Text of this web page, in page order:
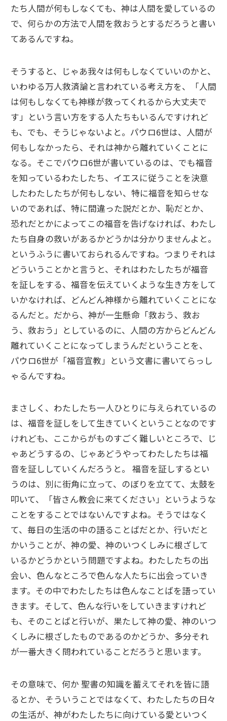
たち人間が何もしなくても、神は人間を愛しているの
で、何らかの方法で人間を救おうとするだろうと書い
てあるんですね。
そうすると、じゃあ我々は何もしなくていいのかと、
いわゆる万人救済論と言われている考え方を、「人間
は何もしなくても神様が救ってくれるから大丈夫で
す」という言い方をする人たちもいるんですけれど
も、でも、そうじゃないよと。パウロ6世は、人間が
何もしなかったら、それは神から離れていくことに
なる。そこでパウロ6世が書いているのは、でも福音
を知っているわたしたち、イエスに従うことを決意
したわたしたちが何もしない、特に福音を知らせな
いのであれば、特に間違った説だとか、恥だとか、
恐れだとかによってこの福音を告げなければ、わたし
たち自身の救いがあるかどうかは分かりませんよと。
というふうに書いておられるんですね。つまりそれは
どういうことかと言うと、それはわたしたちが福音
を証しをする、福音を伝えていくような生き方をして
いかなければ、どんどん神様から離れていくことにな
るんだと。だから、神が一生懸命「救おう、救お
う、救おう」としているのに、人間の方からどんどん
離れていくことになってしまうんだということを、
パウロ6世が「福音宣教」という文書に書いてらっし
ゃるんですね。
まさしく、わたしたち一人ひとりに与えられているの
は、福音を証しをして生きていくということなのです
けれども、ここからがものすごく難しいところで、じ
ゃあどうするの、じゃあどうやってわたしたちは福
音を証ししていくんだろうと。 福音を証しするとい
うのは、別に街角に立って、のぼりを立てて、太鼓を
叩いて、「皆さん教会に来てください」というような
ことをすることではないんですよね。そうではなく
て、毎日の生活の中の語ることばだとか、行いだと
かいうことが、神の愛、神のいつくしみに根ざして
いるかどうかという問題ですよね。わたしたちの出
会い、色んなところで色んな人たちに出会っていき
ます。その中でわたしたちは色んなことばを語ってい
きます。そして、色んな行いをしていきますけれど
も、そのことばと行いが、果たして神の愛、神のいつ
くしみに根ざしたものであるのかどうか、多分それ
が一番大きく問われていることだろうと思います。
その意味で、何か 聖書の知識を蓄えてそれを皆に語
るとか、そういうことではなくて、わたしたちの日々
の生活が、神がわたしたちに向けている愛といつく